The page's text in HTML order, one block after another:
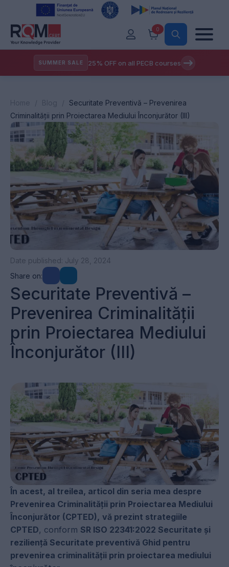
0
SUMMER SALE 25% OFF on all PECB courses
Securitate Preventivă – Prevenirea
Criminalității prin Proiectarea Mediului Înconjurător (III)
Date published: July 28, 2024
Share on:
Securitate Preventivă –
Prevenirea Criminalității
prin Proiectarea Mediului
Înconjurător (III)
În acest, al treilea, articol din seria mea despre
Prevenirea Criminalității prin Proiectarea Mediului
Înconjurător (CPTED), vă prezint strategiile
CPTED, conform SR ISO 22341:2022 Securitate și
reziliență Securitate preventivă Ghid pentru
prevenirea criminalității prin proiectarea mediului